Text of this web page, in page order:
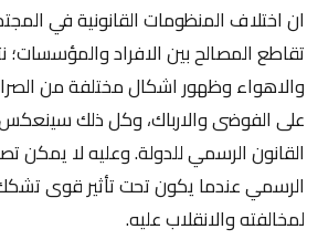
ان اختلاف المنظومات القانونية في
تقاطع المصالح بين الافراد والمؤسسات؛
والاهواء وظهور اشكال مختلفة من
على الفوضى والارباك، وكل ذلك سينعكس
القانون الرسمي للدولة. وعليه لا يمكن
الرسمي عندما يكون تحت تأثير قوى
لمخالفته والانقلاب عليه.